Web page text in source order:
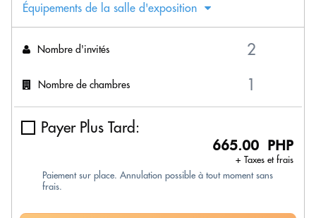
Équipements de la salle d'exposition
Nombre d'invités
Nombre de chambres
Payer Plus Tard:
665.00 PHP
+ Taxes et frais
Paiement sur place. Annulation possible à tout moment sans
frais.